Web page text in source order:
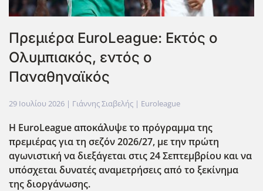
Πρεμιέρα EuroLeague: Εκτός ο
Ολυμπιακός, εντός ο
Παναθηναϊκός
29 Ιουλίου 2026 | Γιάννης Σιαβελής | Euroleague
Η EuroLeague αποκάλυψε το πρόγραμμα της
πρεμιέρας για τη σεζόν 2026/27, με την πρώτη
αγωνιστική να διεξάγεται στις 24 Σεπτεμβρίου και να
υπόσχεται δυνατές αναμετρήσεις από το ξεκίνημα
της διοργάνωσης.